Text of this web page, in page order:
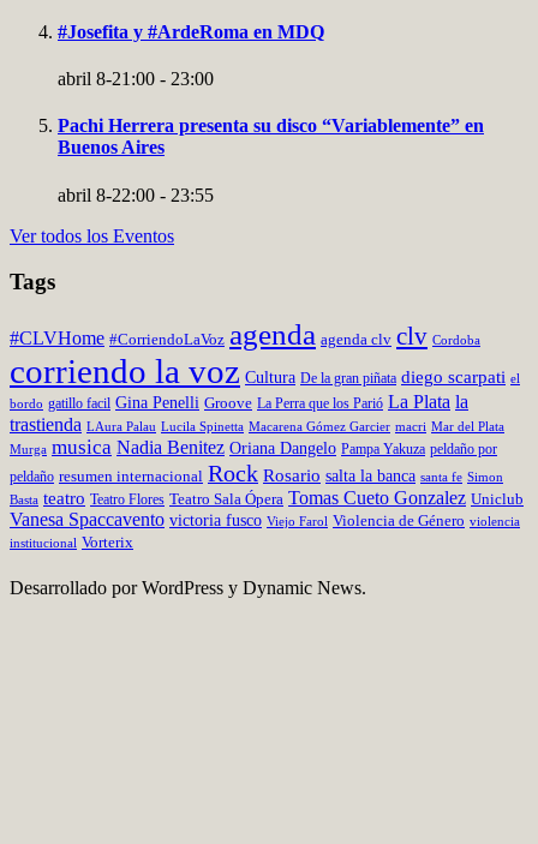
#Josefita y #ArdeRoma en MDQ
abril 8-21:00 - 23:00
Pachi Herrera presenta su disco “Variablemente” en
Buenos Aires
abril 8-22:00 - 23:55
Ver todos los Eventos
Tags
#CLVHome #CorriendoLaVoz agenda agenda clv clv Cordoba
corriendo la voz Cultura De la gran piñata diego scarpati el
bordo gatillo facil Gina Penelli Groove La Perra que los Parió La Plata la
trastienda LAura Palau Lucila Spinetta Macarena Gómez Garcier macri Mar del Plata
Murga musica Nadia Benitez Oriana Dangelo Pampa Yakuza peldaño por
peldaño resumen internacional Rock Rosario salta la banca santa fe Simon
Basta teatro Teatro Flores Teatro Sala Ópera Tomas Cueto Gonzalez Uniclub
Vanesa Spaccavento victoria fusco Viejo Farol Violencia de Género violencia
institucional Vorterix
Desarrollado por WordPress y Dynamic News.